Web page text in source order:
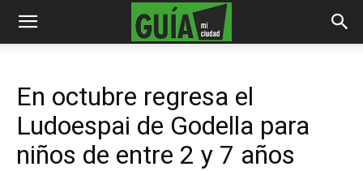
En octubre regresa el
Ludoespai de Godella para
niños de entre 2 y 7 años